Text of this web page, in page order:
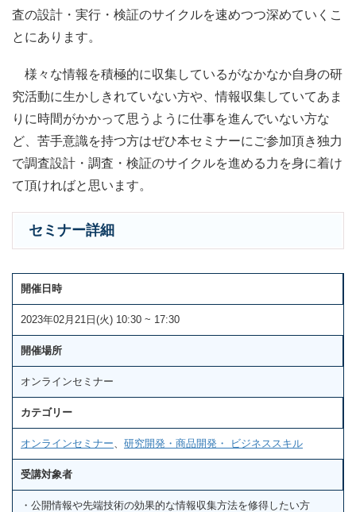
査の設計・実行・検証のサイクルを速めつつ深めていくこ
とにあります。
様々な情報を積極的に収集しているがなかなか自身の研
究活動に生かしきれていない方や、情報収集していてあま
りに時間がかかって思うように仕事を進んでいない方な
ど、苦手意識を持つ方はぜひ本セミナーにご参加頂き独力
で調査設計・調査・検証のサイクルを進める力を身に着け
て頂ければと思います。
セミナー詳細
開催日時
2023年02月21日(火) 10:30 ~ 17:30
開催場所
オンラインセミナー
カテゴリー
オンラインセミナー 研究開発・商品開発・ ビジネススキル
受講対象者
・公開情報や先端技術の効果的な情報収集方法を修得したい方